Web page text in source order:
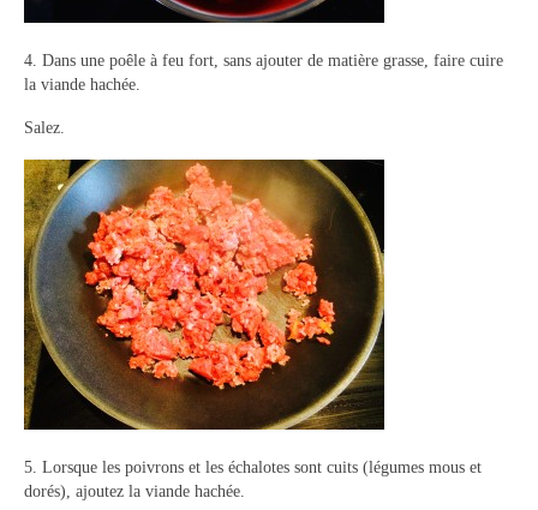
4. Dans une poêle à feu fort, sans ajouter de matière grasse, faire cuire
la viande hachée.
Salez.
5. Lorsque les poivrons et les échalotes sont cuits (légumes mous et
dorés), ajoutez la viande hachée.